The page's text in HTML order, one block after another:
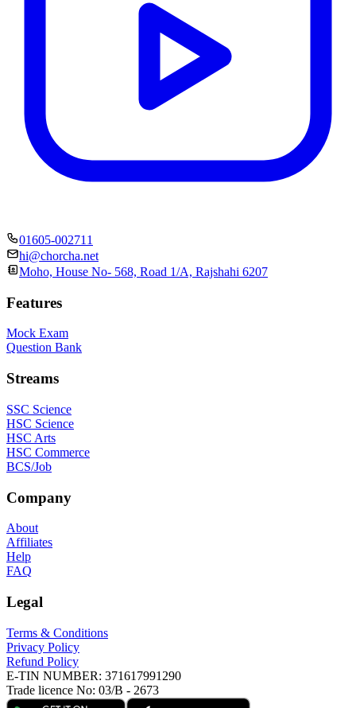
01605-002711
hi@chorcha.net
Moho, House No- 568, Road 1/A, Rajshahi 6207
Features
Mock Exam
Question Bank
Streams
SSC Science
HSC Science
HSC Arts
HSC Commerce
BCS/Job
Company
About
Affiliates
Help
FAQ
Legal
Terms & Conditions
Privacy Policy
Refund Policy
E-TIN NUMBER: 371617991290
Trade licence No: 03/B - 2673